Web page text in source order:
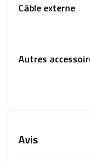
Câble externe
Autres
Avis